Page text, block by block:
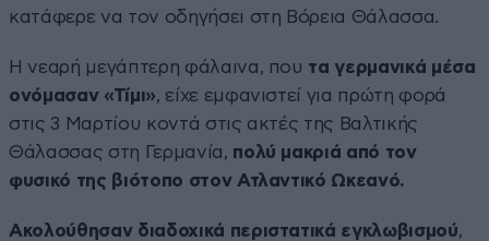
κατάφερε να τον οδηγήσει στη Βόρεια Θάλασσα.
Η νεαρή μεγάπτερη φάλαινα, που τα γερμανικά μέσα
ονόμασαν «Τίμι», είχε εμφανιστεί για πρώτη φορά
στις 3 Μαρτίου κοντά στις ακτές της Βαλτικής
Θάλασσας στη Γερμανία, πολύ μακριά από τον
φυσικό της βιότοπο στον Ατλαντικό Ωκεανό.
Ακολούθησαν διαδοχικά περιστατικά εγκλωβισμού,